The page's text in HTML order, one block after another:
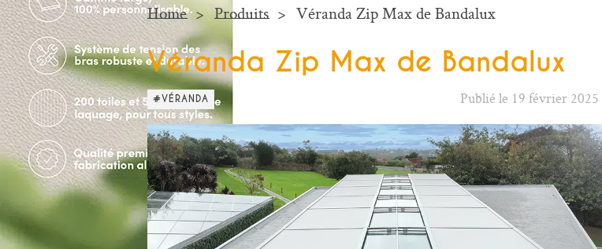
Home Produits Véranda Zip Max de Bandalux
Véranda Zip Max de Bandalux
#VÉRANDA Publié le 19 février 2025